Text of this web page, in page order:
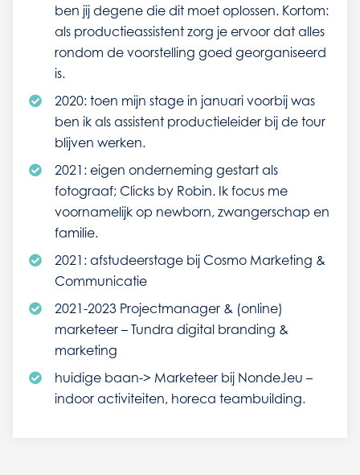
ben jij degene die dit moet oplossen. Kortom:
als productieassistent zorg je ervoor dat alles
rondom de voorstelling goed georganiseerd
is.
2020: toen mijn stage in januari voorbij was
ben ik als assistent productieleider bij de tour
blijven werken.
2021: eigen onderneming gestart als
fotograaf; Clicks by Robin. Ik focus me
voornamelijk op newborn, zwangerschap en
familie.
2021: afstudeerstage bij Cosmo Marketing &
Communicatie
2021-2023 Projectmanager & (online)
marketeer – Tundra digital branding &
marketing
huidige baan-> Marketeer bij NondeJeu –
indoor activiteiten, horeca teambuilding.